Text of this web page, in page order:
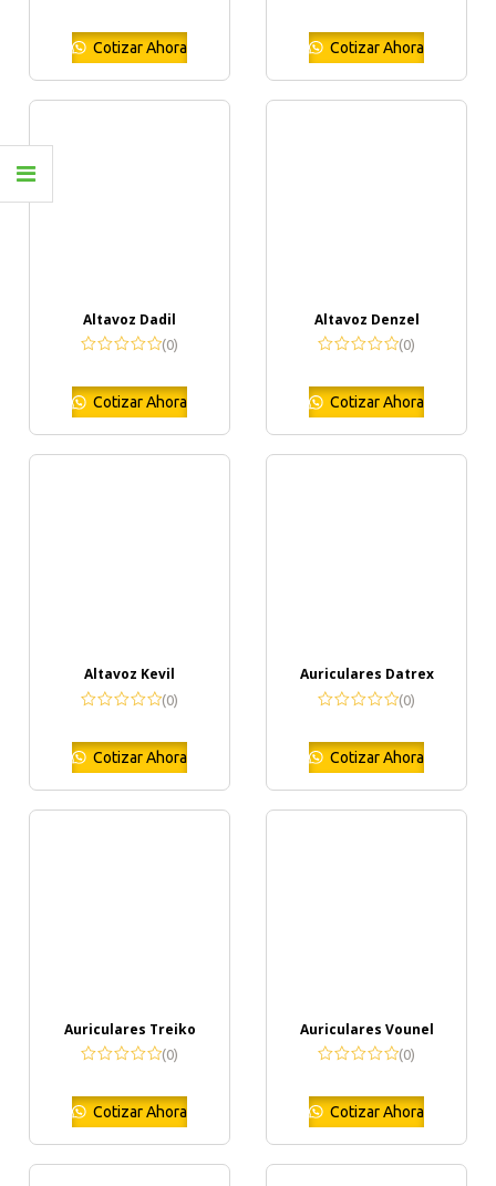
Cotizar Ahora Cotizar Ahora
Altavoz Dadil
(0)
Cotizar Ahora
Altavoz Denzel
(0)
Cotizar Ahora
Altavoz Kevil
(0)
Cotizar Ahora
Auriculares Datrex
(0)
Cotizar Ahora
Auriculares Treiko
(0)
Cotizar Ahora
Auriculares Vounel
(0)
Cotizar Ahora